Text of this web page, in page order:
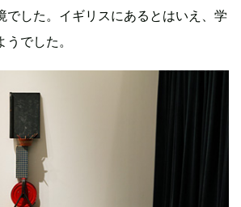
でした。イギリスにあるとはいえ、学
でした。